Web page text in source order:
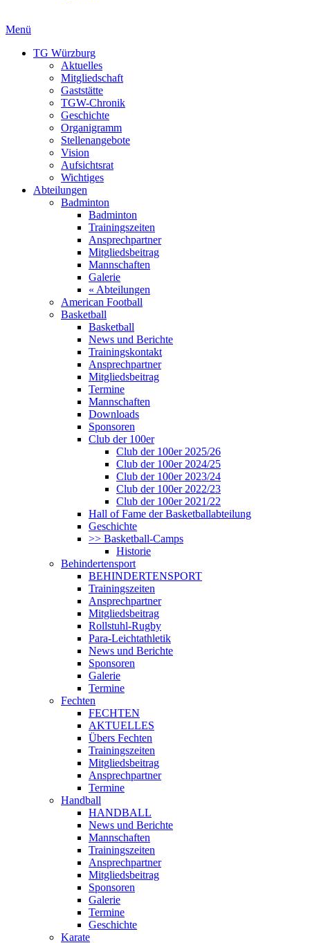
Menü
TG Würzburg
Aktuelles
Mitgliedschaft
Gaststätte
TGW-Chronik
Geschichte
Organigramm
Stellenangebote
Vision
Aufsichtsrat
Wichtiges
Abteilungen
Badminton
Badminton
Trainingszeiten
Ansprechpartner
Mitgliedsbeitrag
Mannschaften
Galerie
« Abteilungen
American Football
Basketball
Basketball
News und Berichte
Trainingskontakt
Ansprechpartner
Mitgliedsbeitrag
Termine
Mannschaften
Downloads
Sponsoren
Club der 100er
Club der 100er 2025/26
Club der 100er 2024/25
Club der 100er 2023/24
Club der 100er 2022/23
Club der 100er 2021/22
Hall of Fame der Basketballabteilung
Geschichte
>> Basketball-Camps
Historie
Behindertensport
BEHINDERTENSPORT
Trainingszeiten
Ansprechpartner
Mitgliedsbeitrag
Rollstuhl-Rugby
Para-Leichtathletik
News und Berichte
Sponsoren
Galerie
Termine
Fechten
FECHTEN
AKTUELLES
Übers Fechten
Trainingszeiten
Mitgliedsbeitrag
Ansprechpartner
Termine
Handball
HANDBALL
News und Berichte
Mannschaften
Trainingszeiten
Ansprechpartner
Mitgliedsbeitrag
Sponsoren
Galerie
Termine
Geschichte
Karate